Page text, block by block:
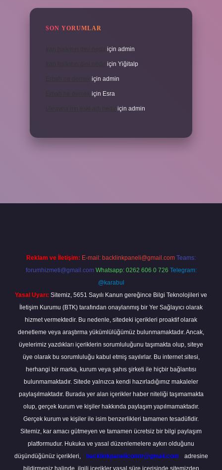
SON YORUMLAR
için admin
için Yiğitalp
için admin
için Esra
için admin
Reklam ve İletişim: E-mail: backlinkpaneli@gmail.com Teams:
forumhizmeti@gmail.com Whatsapp: 0262 606 0 726 Telegram:
@karabul
Yasal Uyarı: Sitemiz, 5651 Sayılı Kanun gereğince Bilgi Teknolojileri ve
İletişim Kurumu (BTK) tarafından onaylanmış bir Yer Sağlayıcı olarak
hizmet vermektedir. Bu nedenle, sitedeki içerikleri proaktif olarak
denetleme veya araştırma yükümlülüğümüz bulunmamaktadır. Ancak,
üyelerimiz yazdıkları içeriklerin sorumluluğunu taşımakta olup, siteye
üye olarak bu sorumluluğu kabul etmiş sayılırlar. Bu internet sitesi,
herhangi bir marka, kurum veya şahıs şirketi ile hiçbir bağlantısı
bulunmamaktadır. Sitede yalnızca kendi hazırladığımız makaleler
paylaşılmaktadır. Burada yer alan içerikler haber niteliği taşımamakta
olup, gerçek kurum ve kişiler hakkında paylaşım yapılmamaktadır.
Gerçek kurum ve kişiler ile isim benzerlikleri tamamen tesadüfidir.
Sitemiz, kar amacı gütmeyen ve tamamen ücretsiz bir bilgi paylaşım
platformudur. Hukuka ve yasal düzenlemelere aykırı olduğunu
düşündüğünüz içerikleri,
backlinkpanelicomtr@gmail.com
adresine
bildirmeniz halinde, ilgili içerikler yasal süre içerisinde sitemizden